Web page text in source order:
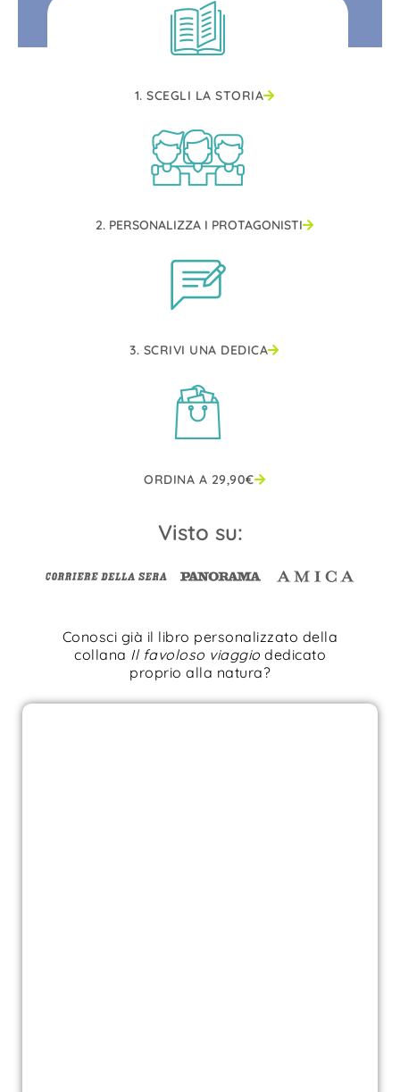
1. SCEGLI LA STORIA
2. PERSONALIZZA I PROTAGONISTI
3. SCRIVI UNA DEDICA
ORDINA A 29,90€
Visto su:
Conosci già il libro personalizzato della
collana Il favoloso viaggio dedicato
proprio alla natura?